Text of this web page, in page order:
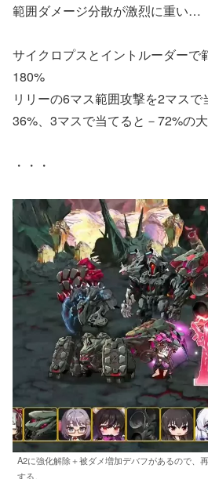
範囲ダメージ分散が激烈に重い…
サイクロプスとイントルーダーで
180%
リリーの6マス範囲攻撃を2マスで
36%、3マスで当てると－72%の
・・・
A2に強化解除＋被ダメ増加デバフがあるので、
する。